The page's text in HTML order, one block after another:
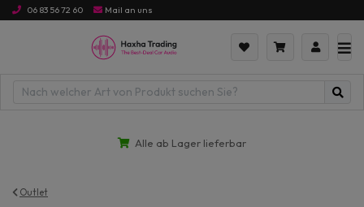
06 83 56 72 60 Mail an uns
Alle ab Lager lieferbar
Outlet